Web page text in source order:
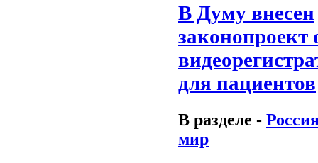
В Думу внесен
законопроект
для пациентов
В разделе -
мир